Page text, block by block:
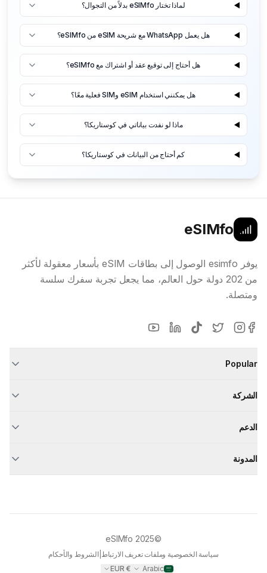
لماذا تختار eSIMfo بدلاً من التجوال؟
هل يعمل WhatsApp مع شريحة eSIM من eSIMfo؟
هل أحتاج إلى توقيع عقد أو اشتراك مع eSIMfo؟
هل يمكنني استخدام eSIM وSIM فعلية معًا؟
ماذا لو نفدت بياناتي في كوستاريكا؟
كم أحتاج من البيانات في كوستاريكا؟
eSIMfo
يوفر esimfo الوصول إلى بطاقات eSIM بأسعار معقولة لأكثر
من 202 دولة حول العالم، مما يجعل تجربة سفرك سلسة
ومتصلة.
Popular
الشركة
الدعم
المدونة
©2025
eSIMfo
سياسة الخصوصية وملفات تعريف الارتباط |الشروط والأحكام
Arabic
€
EUR